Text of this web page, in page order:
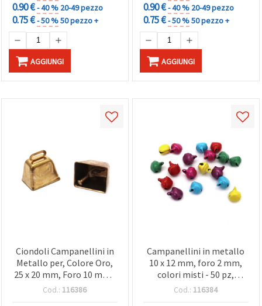
0.90 €- 40 % 20-49 pezzo
0.75 €- 50 %50 pezzo +
AGGIUNGI
0.90 €- 40 % 20-49 pezzo
0.75 €- 50 %50 pezzo +
AGGIUNGI
Ciondoli Campanellini in
Metallo per, Colore Oro,
25 x 20 mm, Foro 10 mm -
Confezione da 2 pz
Cod.: 116386
Campanellini in metallo
10 x 12 mm, foro 2 mm,
colori misti - 50 pz,
accessori per creazioni
Cod.: 116384